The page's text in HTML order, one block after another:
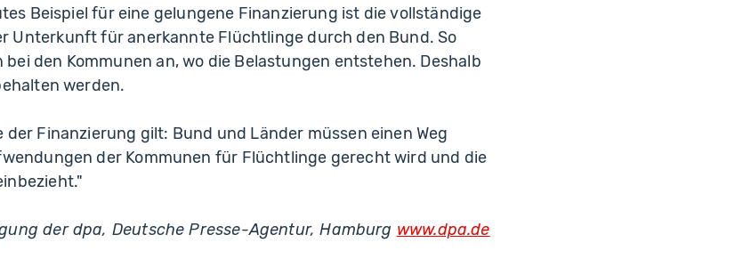
Beispiel für eine gelungene Finanzierung ist die vollständige
Unterkunft für anerkannte Flüchtlinge durch den Bund. So
den Kommunen an, wo die Belastungen entstehen. Deshalb
werden.
der Finanzierung gilt: Bund und Länder müssen einen Weg
der Kommunen für Flüchtlinge gerecht wird und die
der dpa, Deutsche Presse-Agentur, Hamburg www.dpa.de